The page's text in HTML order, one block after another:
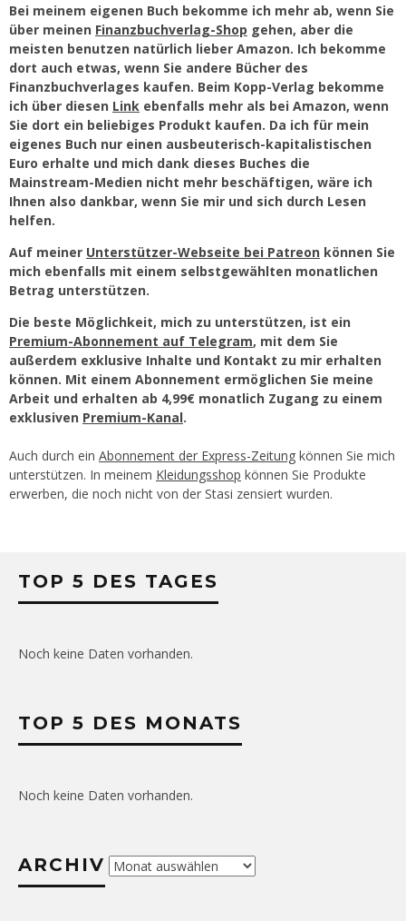
Bei meinem eigenen Buch bekomme ich mehr ab, wenn Sie
über meinen Finanzbuchverlag-Shop gehen, aber die
meisten benutzen natürlich lieber Amazon. Ich bekomme
dort auch etwas, wenn Sie andere Bücher des
Finanzbuchverlages kaufen. Beim Kopp-Verlag bekomme
ich über diesen Link ebenfalls mehr als bei Amazon, wenn
Sie dort ein beliebiges Produkt kaufen. Da ich für mein
eigenes Buch nur einen ausbeuterisch-kapitalistischen
Euro erhalte und mich dank dieses Buches die
Mainstream-Medien nicht mehr beschäftigen, wäre ich
Ihnen also dankbar, wenn Sie mir und sich durch Lesen
helfen.
Auf meiner Unterstützer-Webseite bei Patreon können Sie
mich ebenfalls mit einem selbstgewählten monatlichen
Betrag unterstützen.
Die beste Möglichkeit, mich zu unterstützen, ist ein
Premium-Abonnement auf Telegram, mit dem Sie
außerdem exklusive Inhalte und Kontakt zu mir erhalten
können. Mit einem Abonnement ermöglichen Sie meine
Arbeit und erhalten ab 4,99€ monatlich Zugang zu einem
exklusiven Premium-Kanal.
Auch durch ein Abonnement der Express-Zeitung können Sie mich
unterstützen. In meinem Kleidungsshop können Sie Produkte
erwerben, die noch nicht von der Stasi zensiert wurden.
TOP 5 DES TAGES
Noch keine Daten vorhanden.
TOP 5 DES MONATS
Noch keine Daten vorhanden.
ARCHIV Archiv